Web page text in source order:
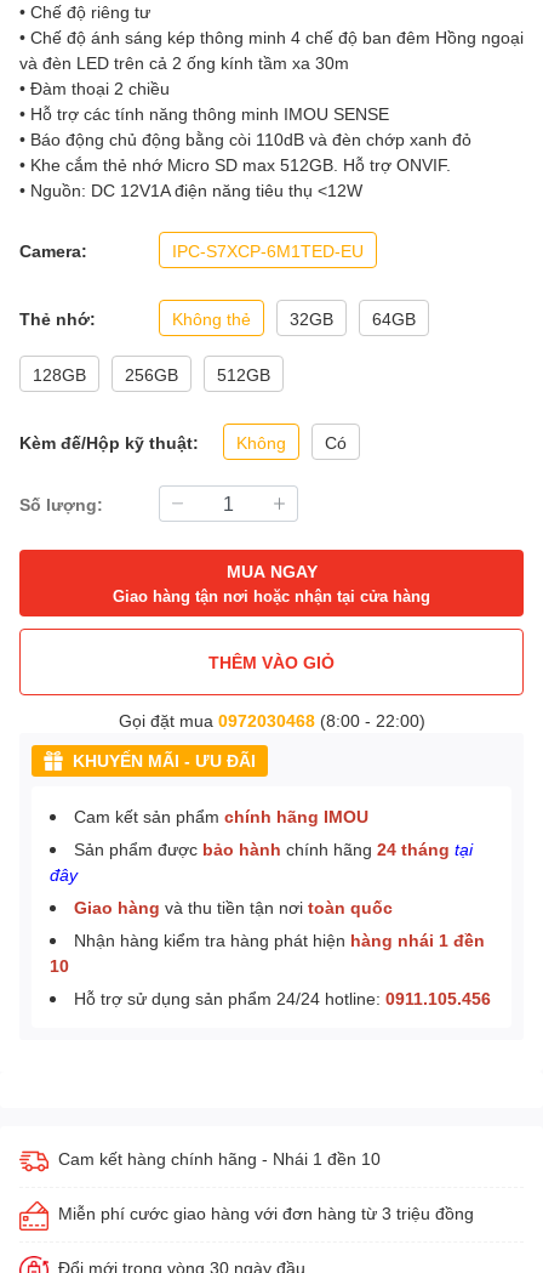
• Chế độ riêng tư
• Chế độ ánh sáng kép thông minh 4 chế độ ban đêm Hồng ngoại
và đèn LED trên cả 2 ống kính tầm xa 30m
• Đàm thoại 2 chiều
• Hỗ trợ các tính năng thông minh IMOU SENSE
• Báo động chủ động bằng còi 110dB và đèn chớp xanh đỏ
• Khe cắm thẻ nhớ Micro SD max 512GB. Hỗ trợ ONVIF.
• Nguồn: DC 12V1A điện năng tiêu thụ <12W
Camera: IPC-S7XCP-6M1TED-EU
Thẻ nhớ: Không thẻ 32GB 64GB
128GB 256GB 512GB
Kèm đế/Hộp kỹ thuật: Không Có
Số lượng:
MUA NGAY
Giao hàng tận nơi hoặc nhận tại cửa hàng
THÊM VÀO GIỎ
Gọi đặt mua 0972030468(8:00 - 22:00)
KHUYẾN MÃI - ƯU ĐÃI
Cam kết sản phẩm chính hãng IMOU
Sản phẩm được bảo hành chính hãng 24 tháng tại
đây
Giao hàng và thu tiền tận nơi toàn quốc
Nhận hàng kiểm tra hàng phát hiện hàng nhái 1 đền
10
Hỗ trợ sử dụng sản phẩm 24/24 hotline: 0911.105.456
Cam kết hàng chính hãng - Nhái 1 đền 10
Miễn phí cước giao hàng với đơn hàng từ 3 triệu đồng
Đổi mới trong vòng 30 ngày đầu